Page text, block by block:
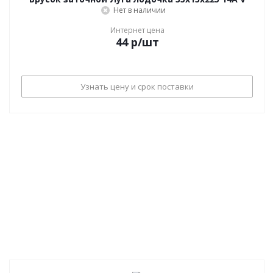
Нет в наличии
Интернет цена
44р/шт
Узнать цену и срок поставки